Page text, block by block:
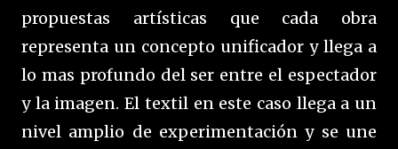
propuestas artísticas que cada obra
representa un concepto unificador y llega a
lo mas profundo del ser entre el espectador
y la imagen. El textil en este caso llega a un
nivel amplio de experimentación y se une